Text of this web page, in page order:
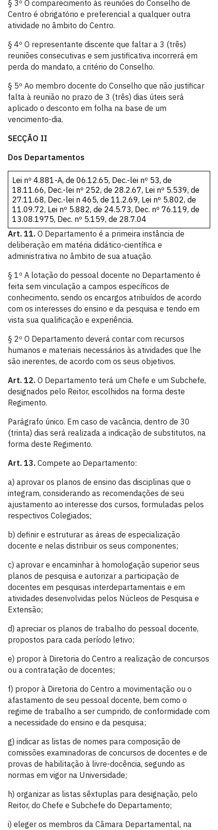
§ 3º O comparecimento às reuniões do Conselho de
Centro é obrigatório e preferencial a qualquer outra
atividade no âmbito do Centro.
§ 4º O representante discente que faltar a 3 (três)
reuniões consecutivas e sem justificativa incorrerá em
perda do mandato, a critério do Conselho.
§ 5º Ao membro docente do Conselho que não justificar
falta à reunião no prazo de 3 (três) dias úteis será
aplicado o desconto em folha na base de um
vencimento-dia.
SECÇÃO II
Dos Departamentos
Lei nº 4.881-A, de 06.12.65, Dec.-lei nº 53, de
18.11.66, Dec.-lei nº 252, de 28.2.67, Lei nº 5.539, de
27.11.68, Dec.-lei n 465, de 11.2.69, Lei nº 5.802, de
11.09.72, Lei nº 5.882, de 24.5.73, Dec. nº 76.119, de
13.08.1975, Dec. nº 5.159, de 28.7.04
Art. 11. O Departamento é a primeira instância de
deliberação em matéria didático-científica e
administrativa no âmbito de sua atuação.
§ 1º A lotação do pessoal docente no Departamento é
feita sem vinculação a campos específicos de
conhecimento, sendo os encargos atribuídos de acordo
com os interesses do ensino e da pesquisa e tendo em
vista sua qualificação e experiência.
§ 2º O Departamento deverá contar com recursos
humanos e materiais necessários às atividades que lhe
são inerentes, de acordo com os seus objetivos.
Art. 12. O Departamento terá um Chefe e um Subchefe,
designados pelo Reitor, escolhidos na forma deste
Regimento.
Parágrafo único. Em caso de vacância, dentro de 30
(trinta) dias será realizada a indicação de substitutos, na
forma deste Regimento.
Art. 13. Compete ao Departamento:
a) aprovar os planos de ensino das disciplinas que o
integram, considerando as recomendações de seu
ajustamento ao interesse dos cursos, formuladas pelos
respectivos Colegiados;
b) definir e estruturar as áreas de especialização
docente e nelas distribuir os seus componentes;
c) aprovar e encaminhar à homologação superior seus
planos de pesquisa e autorizar a participação de
docentes em pesquisas interdepartamentais e em
atividades desenvolvidas pelos Núcleos de Pesquisa e
Extensão;
d) apreciar os planos de trabalho do pessoal docente,
propostos para cada período letivo;
e) propor à Diretoria do Centro a realização de concursos
ou a contratação de docentes;
f) propor à Diretoria do Centro a movimentação ou o
afastamento de seu pessoal docente, bem como o
regime de trabalho a ser cumprido, de conformidade com
a necessidade do ensino e da pesquisa;
g) indicar as listas de nomes para composição de
comissões examinadoras de concursos de docentes e de
provas de habilitação à livre-docência, segundo as
normas em vigor na Universidade;
h) organizar as listas sêxtuplas para designação, pelo
Reitor, do Chefe e Subchefe do Departamento;
i) eleger os membros da Câmara Departamental, na